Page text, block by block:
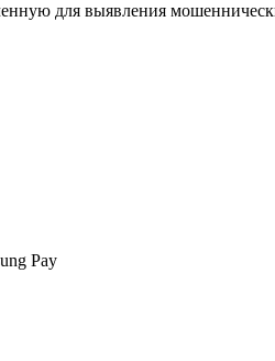
для выявления
Pay